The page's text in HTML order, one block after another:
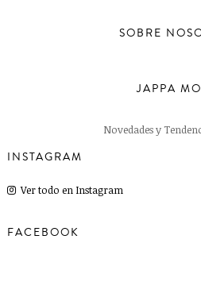
SOBRE
JAPPA
Novedades y
INSTAGRAM
Ver todo en Instagram
FACEBOOK